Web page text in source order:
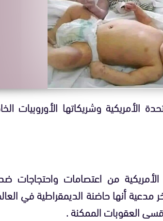
الأمريكية وشريكاتها الأوروبيات
من اعتصامات واحتجاجات
مدعية أنها حاضنة الديمقراطية في
العقوبات الممكنة .